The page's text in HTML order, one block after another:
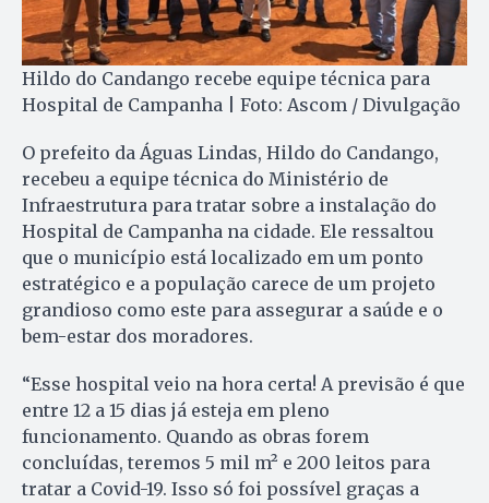
Hildo do Candango recebe equipe técnica para
Hospital de Campanha | Foto: Ascom / Divulgação
O prefeito da Águas Lindas, Hildo do Candango,
recebeu a equipe técnica do Ministério de
Infraestrutura para tratar sobre a instalação do
Hospital de Campanha na cidade. Ele ressaltou
que o município está localizado em um ponto
estratégico e a população carece de um projeto
grandioso como este para assegurar a saúde e o
bem-estar dos moradores.
“Esse hospital veio na hora certa! A previsão é que
entre 12 a 15 dias já esteja em pleno
funcionamento. Quando as obras forem
concluídas, teremos 5 mil m² e 200 leitos para
tratar a Covid-19. Isso só foi possível graças a